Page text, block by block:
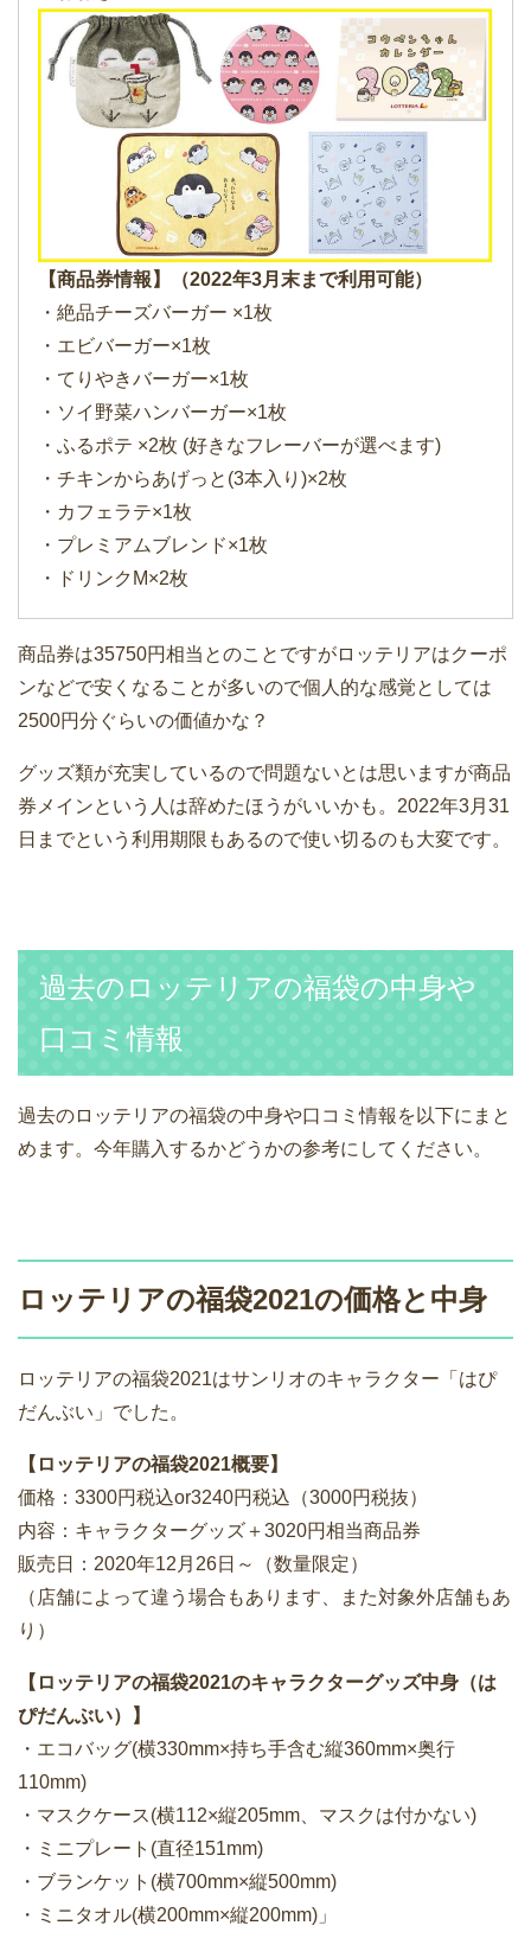
【商品券情報】（2022年3月末まで利用可能）
・絶品チーズバーガー ×1枚
・エビバーガー×1枚
・てりやきバーガー×1枚
・ソイ野菜ハンバーガー×1枚
・ふるポテ ×2枚 (好きなフレーバーが選べます)
・チキンからあげっと(3本入り)×2枚
・カフェラテ×1枚
・プレミアムブレンド×1枚
・ドリンクM×2枚
商品券は35750円相当とのことですがロッテリアはクーポ
ンなどで安くなることが多いので個人的な感覚としては
2500円分ぐらいの価値かな？
グッズ類が充実しているので問題ないとは思いますが商品
券メインという人は辞めたほうがいいかも。2022年3月31
日までという利用期限もあるので使い切るのも大変です。
過去のロッテリアの福袋の中身や
口コミ情報
過去のロッテリアの福袋の中身や口コミ情報を以下にまと
めます。今年購入するかどうかの参考にしてください。
ロッテリアの福袋2021の価格と中身
ロッテリアの福袋2021はサンリオのキャラクター「はぴ
だんぶい」でした。
【ロッテリアの福袋2021概要】
価格：3300円税込or3240円税込（3000円税抜）
内容：キャラクターグッズ＋3020円相当商品券
販売日：2020年12月26日～（数量限定）
（店舗によって違う場合もあります、また対象外店舗もあ
り）
【ロッテリアの福袋2021のキャラクターグッズ中身（は
ぴだんぶい）】
・エコバッグ(横330mm×持ち手含む縦360mm×奥行
110mm)
・マスクケース(横112×縦205mm、マスクは付かない)
・ミニプレート(直径151mm)
・ブランケット(横700mm×縦500mm)
・ミニタオル(横200mm×縦200mm)」